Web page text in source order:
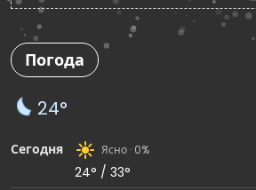
Погода
24°
Сегодня Ясно · 0%
24° / 33°